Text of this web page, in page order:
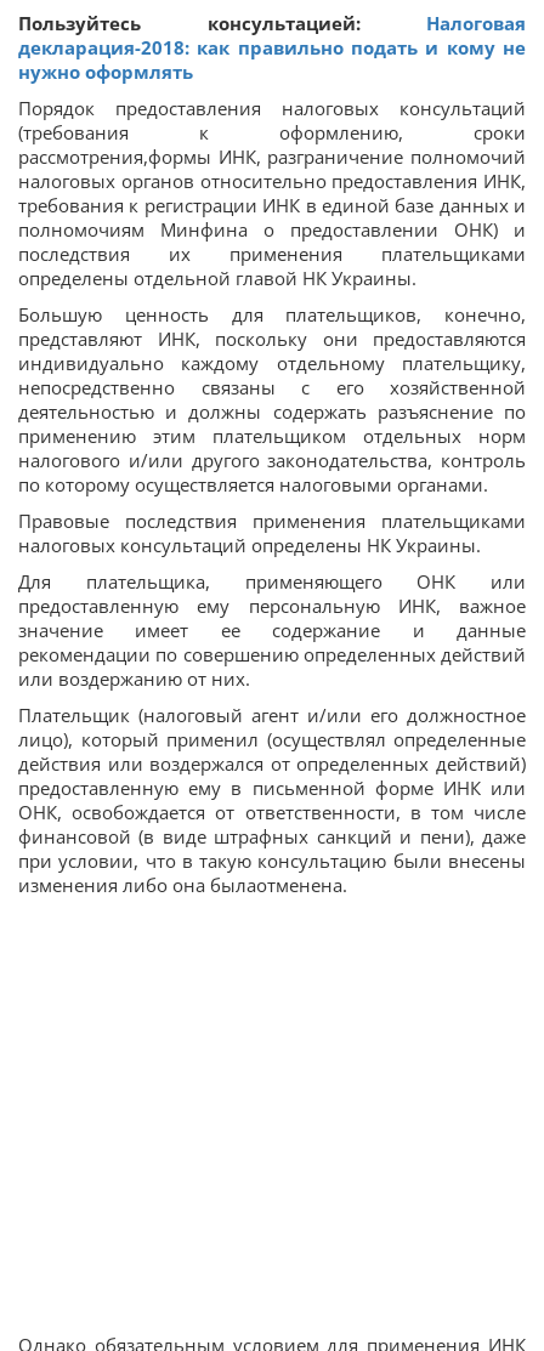
Пользуйтесь консультацией: Налоговая
декларация-2018: как правильно подать и кому не
нужно оформлять
Порядок предоставления налоговых консультаций
(требования к оформлению, сроки
рассмотрения,формы ИНК, разграничение полномочий
налоговых органов относительно предоставления ИНК,
требования к регистрации ИНК в единой базе данных и
полномочиям Минфина о предоставлении ОНК) и
последствия их применения плательщиками
определены отдельной главой НК Украины.
Большую ценность для плательщиков, конечно,
представляют ИНК, поскольку они предоставляются
индивидуально каждому отдельному плательщику,
непосредственно связаны с его хозяйственной
деятельностью и должны содержать разъяснение по
применению этим плательщиком отдельных норм
налогового и/или другого законодательства, контроль
по которому осуществляется налоговыми органами.
Правовые последствия применения плательщиками
налоговых консультаций определены НК Украины.
Для плательщика, применяющего ОНК или
предоставленную ему персональную ИНК, важное
значение имеет ее содержание и данные
рекомендации по совершению определенных действий
или воздержанию от них.
Плательщик (налоговый агент и/или его должностное
лицо), который применил (осуществлял определенные
действия или воздержался от определенных действий)
предоставленную ему в письменной форме ИНК или
ОНК, освобождается от ответственности, в том числе
финансовой (в виде штрафных санкций и пени), даже
при условии, что в такую консультацию были внесены
изменения либо она былаотменена.
Однако обязательным условием для применения ИНК